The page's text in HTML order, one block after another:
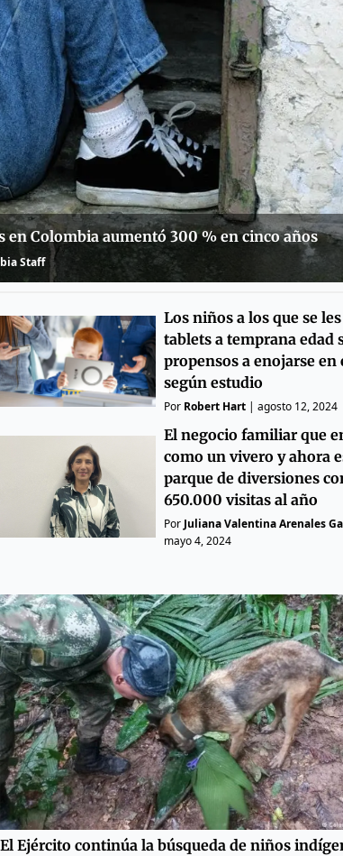
Colombia aumentó 300 % en cinco años
Staff
Los niños a los que se
tablets a temprana edad
propensos a enojarse en
según estudio
Por Robert Hart| agosto 12, 2024
El negocio familiar que
como un vivero y ahora
parque de diversiones
650.000 visitas al año
Por Juliana Valentina Arenales
mayo 4, 2024
El Ejército continúa la búsqueda de niños